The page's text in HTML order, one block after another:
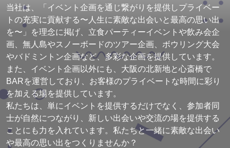
当社は、「イベント企画を通じ繋がりを提供しプライベー
トの充実に貢献する〜人生に素敵な出会いと最高の思い出
を〜」を理念に掲げ、立食パーティーイベントや飲み会企
画、無人島やスノーボードのツアー企画、ボウリング大会
やバドミントン企画など、多彩な企画を提供しています。
また、イベント企画以外にも、大阪の北新地と心斎橋で
BARを運営しており、お客様のプライベートな時間に彩り
を加える場を提供しています。
私たちは、単にイベントを提供するだけでなく、参加者同
士が自然につながり、新しい出会いや交流の場を提供する
ことにも力を入れています。私たちと一緒に素敵な出会い
や最高の思い出をつくりませんか？